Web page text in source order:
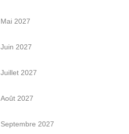
Mai 2027
Juin 2027
Juillet 2027
Août 2027
Septembre 2027